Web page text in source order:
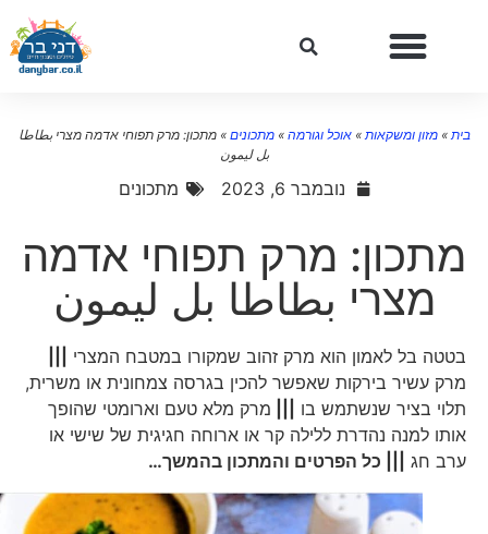
»מזון ומשקאות»אוכל וגורמה»מתכונים»מתכון: מרק תפוחי אדמה מצרי بطاطا
بل ليمون
נובמבר 6, 2023 מתכונים
מתכון: מרק תפוחי אדמה
מצרי بطاطا بل ليمون
בטטה בל לאמון הוא מרק זהוב שמקורו במטבח המצרי|||
מרק עשיר בירקות שאפשר להכין בגרסה צמחונית או משרית,
תלוי בציר שנשתמש בו |||
מרק מלא טעם וארומטי שהופך
אותו למנה נהדרת ללילה קר או ארוחה חגיגית של שישי או
ערב חג||| כל הפרטים והמתכון בהמשך…